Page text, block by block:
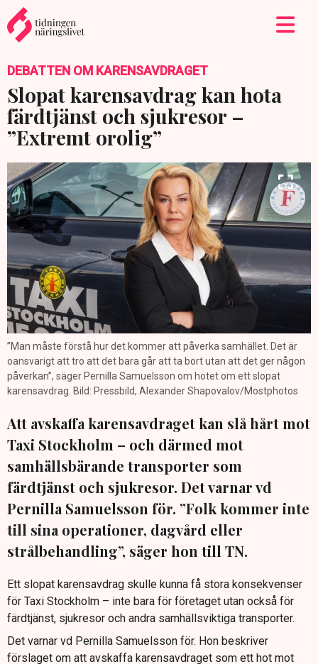
DEBATTEN OM KARENSAVDRAGET
Slopat karensavdrag kan hota
färdtjänst och sjukresor –
”Extremt orolig”
”Man måste förstå hur det kommer att påverka samhället. Det är
oansvarigt att tro att det bara går att ta bort utan att det ger någon
påverkan”, säger Pernilla Samuelsson om hotet om ett slopat
karensavdrag. Bild: Pressbild, Alexander Shapovalov/Mostphotos
Att avskaffa karensavdraget kan slå hårt mot
Taxi Stockholm – och därmed mot
samhällsbärande transporter som
färdtjänst och sjukresor. Det varnar vd
Pernilla Samuelsson för. ”Folk kommer inte
till sina operationer, dagvård eller
strålbehandling”, säger hon till TN.
Ett slopat karensavdrag skulle kunna få stora konsekvenser
för Taxi Stockholm – inte bara för företaget utan också för
färdtjänst, sjukresor och andra samhällsviktiga transporter.
Det varnar vd Pernilla Samuelsson för. Hon beskriver
förslaget om att avskaffa karensavdraget som ett hot mot